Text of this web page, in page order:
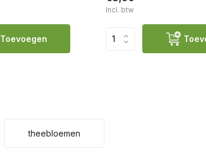
Toevoegen
Incl. btw
theebloemen